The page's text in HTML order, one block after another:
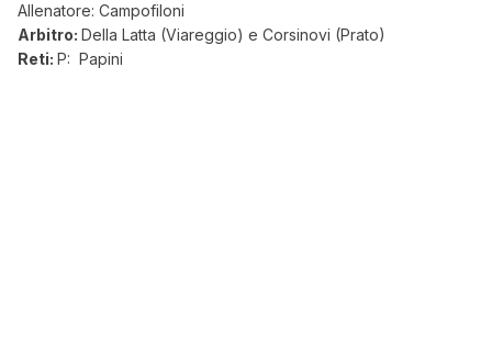
Allenatore: Campofiloni
Arbitro: Della Latta (Viareggio) e Corsinovi (Prato)
Reti: P: Papini